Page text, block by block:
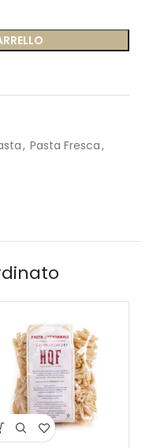
, Pasta Fresca,